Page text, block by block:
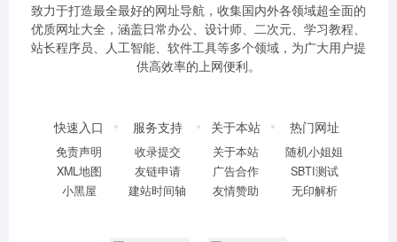
致力于打造最全最好的网址导航，收集国内外各领域超全面的
优质网址大全，涵盖日常办公、设计师、二次元、学习教程、
站长程序员、人工智能、软件工具等多个领域，为广大用户提
供高效率的上网便利。
快速入口
免责声明
XML地图
小黑屋
服务支持
收录提交
友链申请
建站时间轴
关于本站
关于本站
广告合作
友情赞助
热门网址
随机小姐姐
SBTI测试
无印解析